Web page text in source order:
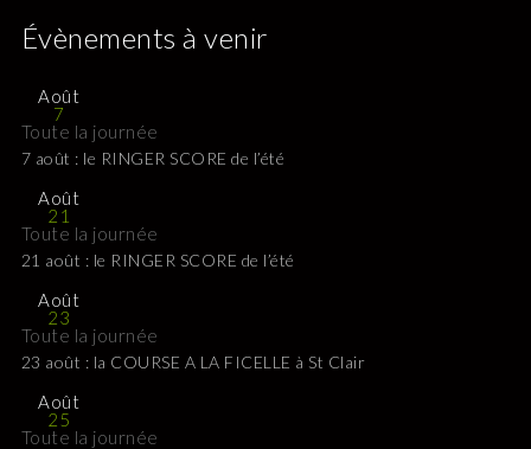
Évènements à venir
Août
7
Toute la journée
7 août : le RINGER SCORE de l’été
Août
21
Toute la journée
21 août : le RINGER SCORE de l’été
Août
23
Toute la journée
23 août : la COURSE A LA FICELLE à St Clair
Août
25
Toute la journée